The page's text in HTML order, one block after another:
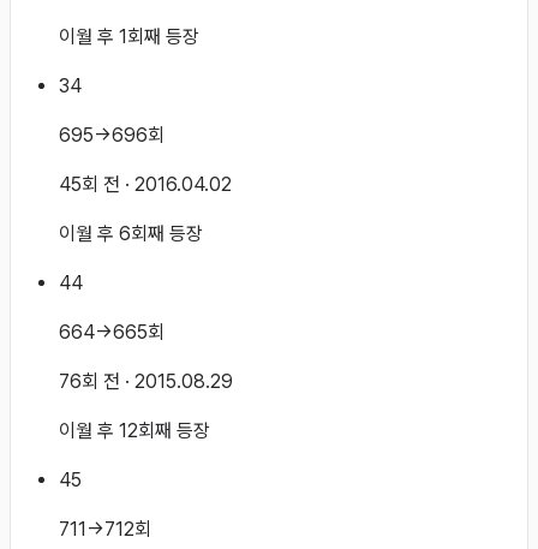
이월 후 1회째 등장
34
695→696회
45회 전 · 2016.04.02
이월 후 6회째 등장
44
664→665회
76회 전 · 2015.08.29
이월 후 12회째 등장
45
711→712회